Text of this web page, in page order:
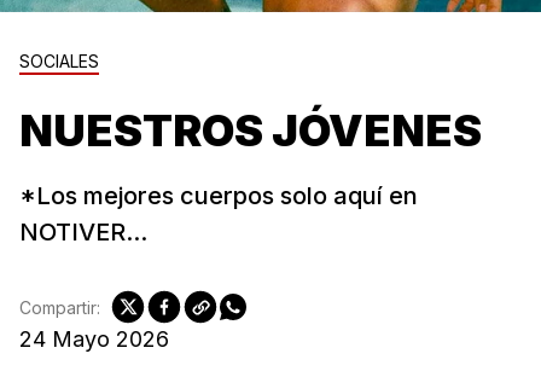
SOCIALES
NUESTROS JÓVENES
*Los mejores cuerpos solo aquí en
NOTIVER...
24 Mayo 2026
Compartir: